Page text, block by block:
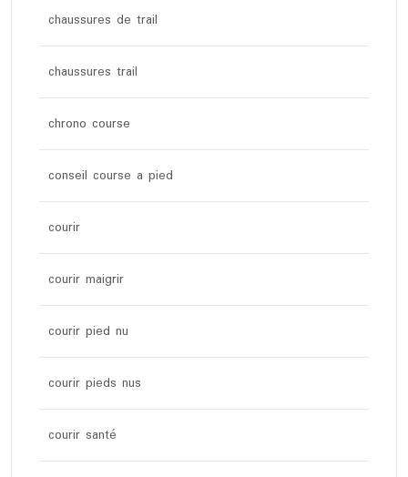
chaussures de trail
chaussures trail
chrono course
conseil course a pied
courir
courir maigrir
courir pied nu
courir pieds nus
courir santé